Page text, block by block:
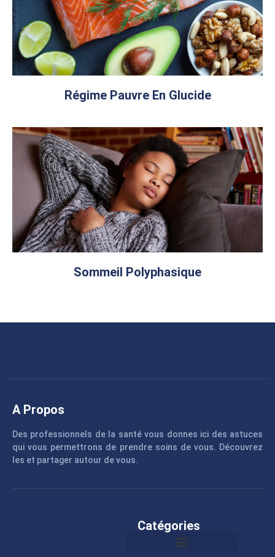
Régime Pauvre En Glucide
Sommeil Polyphasique
A Propos
Des professionnels de la santé vous donnes ici des astuces
qui vous permettrons de prendre soins de vous. Découvrez
les et partager autour de vous.
Catégories